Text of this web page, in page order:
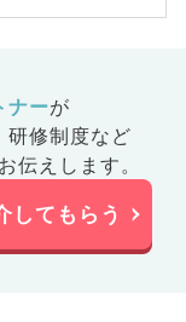
ナーが
研修制度など
伝えします。
してもらう